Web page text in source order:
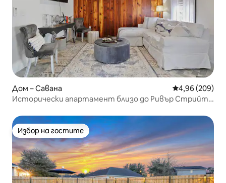
Дом – Савана Средна
4,96 (209)
Исторически апартамент близо до Ривър Стрийт
Избор на гостите
Избор на гостите